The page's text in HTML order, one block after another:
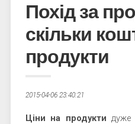
Похід за
скільки
продукти
2015-04-06 23:40:21
Ціни на продукти дуже